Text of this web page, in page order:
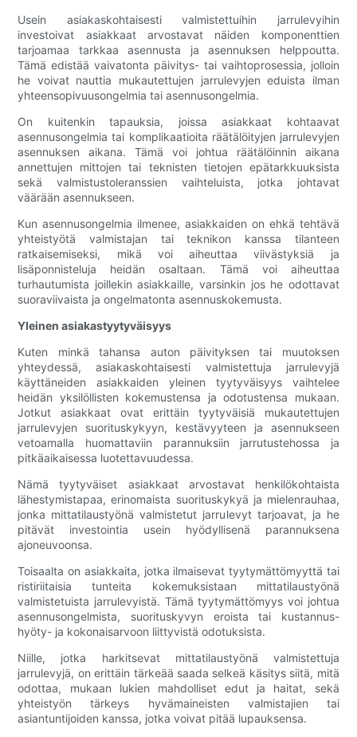
Usein asiakaskohtaisesti valmistettuihin jarrulevyihin
investoivat asiakkaat arvostavat näiden komponenttien
tarjoamaa tarkkaa asennusta ja asennuksen helppoutta.
Tämä edistää vaivatonta päivitys- tai vaihtoprosessia, jolloin
he voivat nauttia mukautettujen jarrulevyjen eduista ilman
yhteensopivuusongelmia tai asennusongelmia.
On kuitenkin tapauksia, joissa asiakkaat kohtaavat
asennusongelmia tai komplikaatioita räätälöityjen jarrulevyjen
asennuksen aikana. Tämä voi johtua räätälöinnin aikana
annettujen mittojen tai teknisten tietojen epätarkkuuksista
sekä valmistustoleranssien vaihteluista, jotka johtavat
väärään asennukseen.
Kun asennusongelmia ilmenee, asiakkaiden on ehkä tehtävä
yhteistyötä valmistajan tai teknikon kanssa tilanteen
ratkaisemiseksi, mikä voi aiheuttaa viivästyksiä ja
lisäponnisteluja heidän osaltaan. Tämä voi aiheuttaa
turhautumista joillekin asiakkaille, varsinkin jos he odottavat
suoraviivaista ja ongelmatonta asennuskokemusta.
Yleinen asiakastyytyväisyys
Kuten minkä tahansa auton päivityksen tai muutoksen
yhteydessä, asiakaskohtaisesti valmistettuja jarrulevyjä
käyttäneiden asiakkaiden yleinen tyytyväisyys vaihtelee
heidän yksilöllisten kokemustensa ja odotustensa mukaan.
Jotkut asiakkaat ovat erittäin tyytyväisiä mukautettujen
jarrulevyjen suorituskykyyn, kestävyyteen ja asennukseen
vetoamalla huomattaviin parannuksiin jarrutustehossa ja
pitkäaikaisessa luotettavuudessa.
Nämä tyytyväiset asiakkaat arvostavat henkilökohtaista
lähestymistapaa, erinomaista suorituskykyä ja mielenrauhaa,
jonka mittatilaustyönä valmistetut jarrulevyt tarjoavat, ja he
pitävät investointia usein hyödyllisenä parannuksena
ajoneuvoonsa.
Toisaalta on asiakkaita, jotka ilmaisevat tyytymättömyyttä tai
ristiriitaisia ​​tunteita kokemuksistaan ​​mittatilaustyönä
valmistetuista jarrulevyistä. Tämä tyytymättömyys voi johtua
asennusongelmista, suorituskyvyn eroista tai kustannus-
hyöty- ja kokonaisarvoon liittyvistä odotuksista.
Niille, jotka harkitsevat mittatilaustyönä valmistettuja
jarrulevyjä, on erittäin tärkeää saada selkeä käsitys siitä, mitä
odottaa, mukaan lukien mahdolliset edut ja haitat, sekä
yhteistyön tärkeys hyvämaineisten valmistajien tai
asiantuntijoiden kanssa, jotka voivat pitää lupauksensa.